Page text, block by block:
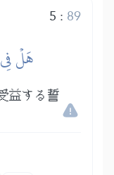
5 : 89
هَلۡ
益する誓